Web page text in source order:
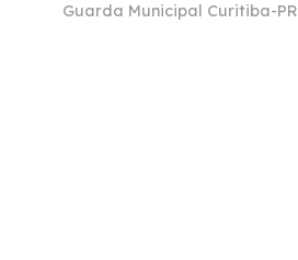
Guarda Municipal Curitiba-PR